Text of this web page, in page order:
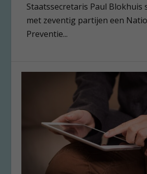
Staatssecretaris Paul Blokhuis
met zeventig partijen een
Preventie...